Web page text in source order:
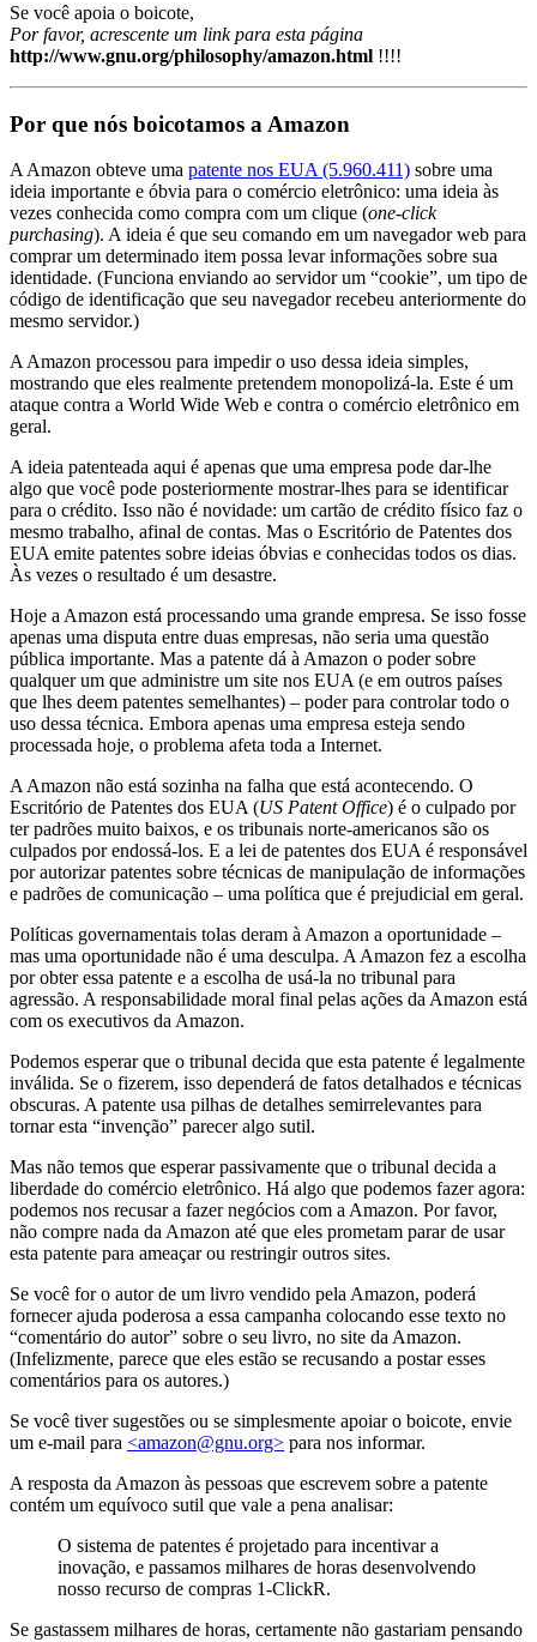
Se você apoia o boicote,
Por favor, acrescente um link para esta página
http://www.gnu.org/philosophy/amazon.html !!!!
Por que nós boicotamos a Amazon
A Amazon obteve uma patente nos EUA (5.960.411) sobre uma
ideia importante e óbvia para o comércio eletrônico: uma ideia às
vezes conhecida como compra com um clique (one-click
purchasing). A ideia é que seu comando em um navegador web para
comprar um determinado item possa levar informações sobre sua
identidade. (Funciona enviando ao servidor um “cookie”, um tipo de
código de identificação que seu navegador recebeu anteriormente do
mesmo servidor.)
A Amazon processou para impedir o uso dessa ideia simples,
mostrando que eles realmente pretendem monopolizá-la. Este é um
ataque contra a World Wide Web e contra o comércio eletrônico em
geral.
A ideia patenteada aqui é apenas que uma empresa pode dar-lhe
algo que você pode posteriormente mostrar-lhes para se identificar
para o crédito. Isso não é novidade: um cartão de crédito físico faz o
mesmo trabalho, afinal de contas. Mas o Escritório de Patentes dos
EUA emite patentes sobre ideias óbvias e conhecidas todos os dias.
Às vezes o resultado é um desastre.
Hoje a Amazon está processando uma grande empresa. Se isso fosse
apenas uma disputa entre duas empresas, não seria uma questão
pública importante. Mas a patente dá à Amazon o poder sobre
qualquer um que administre um site nos EUA (e em outros países
que lhes deem patentes semelhantes) – poder para controlar todo o
uso dessa técnica. Embora apenas uma empresa esteja sendo
processada hoje, o problema afeta toda a Internet.
A Amazon não está sozinha na falha que está acontecendo. O
Escritório de Patentes dos EUA (US Patent Office) é o culpado por
ter padrões muito baixos, e os tribunais norte-americanos são os
culpados por endossá-los. E a lei de patentes dos EUA é responsável
por autorizar patentes sobre técnicas de manipulação de informações
e padrões de comunicação – uma política que é prejudicial em geral.
Políticas governamentais tolas deram à Amazon a oportunidade –
mas uma oportunidade não é uma desculpa. A Amazon fez a escolha
por obter essa patente e a escolha de usá-la no tribunal para
agressão. A responsabilidade moral final pelas ações da Amazon está
com os executivos da Amazon.
Podemos esperar que o tribunal decida que esta patente é legalmente
inválida. Se o fizerem, isso dependerá de fatos detalhados e técnicas
obscuras. A patente usa pilhas de detalhes semirrelevantes para
tornar esta “invenção” parecer algo sutil.
Mas não temos que esperar passivamente que o tribunal decida a
liberdade do comércio eletrônico. Há algo que podemos fazer agora:
podemos nos recusar a fazer negócios com a Amazon. Por favor,
não compre nada da Amazon até que eles prometam parar de usar
esta patente para ameaçar ou restringir outros sites.
Se você for o autor de um livro vendido pela Amazon, poderá
fornecer ajuda poderosa a essa campanha colocando esse texto no
“comentário do autor” sobre o seu livro, no site da Amazon.
(Infelizmente, parece que eles estão se recusando a postar esses
comentários para os autores.)
Se você tiver sugestões ou se simplesmente apoiar o boicote, envie
um e-mail para <amazon@gnu.org> para nos informar.
A resposta da Amazon às pessoas que escrevem sobre a patente
contém um equívoco sutil que vale a pena analisar:
O sistema de patentes é projetado para incentivar a
inovação, e passamos milhares de horas desenvolvendo
nosso recurso de compras 1-ClickR.
Se gastassem milhares de horas, certamente não gastariam pensando